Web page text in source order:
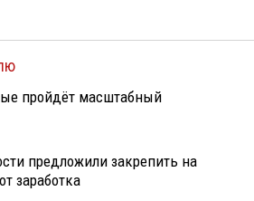
пройдёт масштабный
предложили закрепить на
заработка